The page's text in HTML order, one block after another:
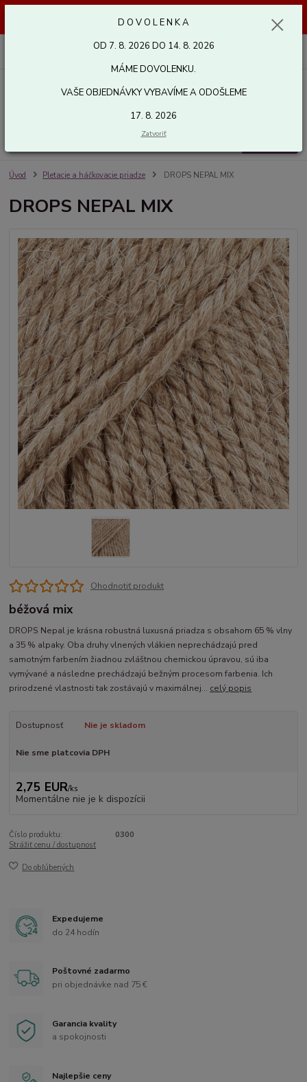
odošleme 17. 8. 2026. Ďakujeme.
Úvod Pletacie a háčkovacie priadze DROPS NEPAL MIX
DROPS NEPAL MIX
Ohodnotiť produkt
béžová mix
DROPS Nepal je krásna robustná luxusná priadza s obsahom 65 % vlny
a 35 % alpaky. Oba druhy vlnených vlákien neprechádzajú pred
samotným farbením žiadnou zvláštnou chemickou úpravou, sú iba
vymývané a následne prechádzajú bežným procesom farbenia. Ich
prirodzené vlastnosti tak zostávajú v maximálnej... celý popis
Dostupnosť Nie je skladom
Nie sme platcovia DPH
2,75 EUR/ks
Momentálne nie je k dispozícii
Číslo produktu:
0300
Strážiť cenu / dostupnosť
Do obľúbených
Expedujeme
do 24 hodín
Poštovné zadarmo
pri objednávke nad 75 €
Garancia kvality
a spokojnosti
Najlepšie ceny
D O V O L E N K A
OD 7. 8. 2026 DO 14. 8. 2026
MÁME DOVOLENKU.
VAŠE OBJEDNÁVKY VYBAVÍME A ODOŠLEME
17. 8. 2026
Zatvoriť